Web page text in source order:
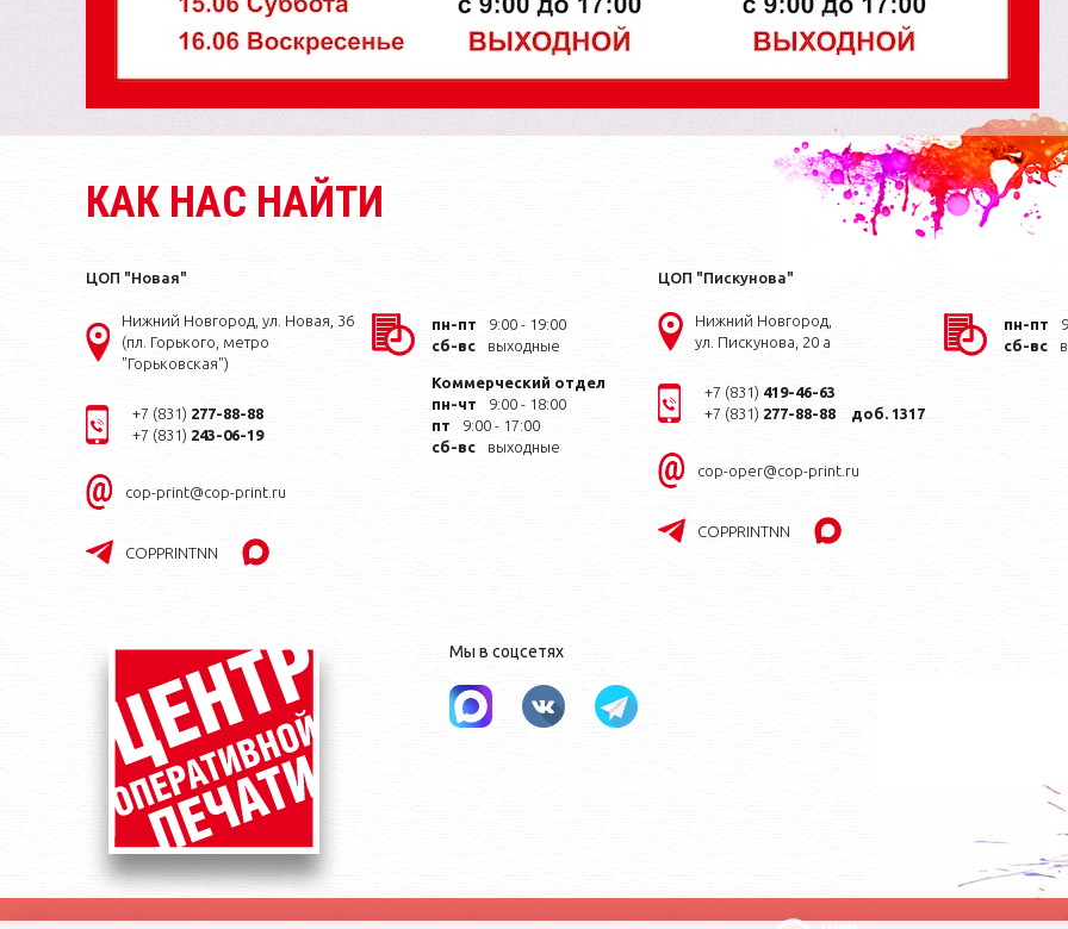
КАК НАС НАЙТИ
ЦОП "Новая"
Нижний Новгород, ул. Новая, 36
(пл. Горького, метро
"Горьковская")
+7 (831) 277-88-88
+7 (831) 243-06-19
cop-print@cop-print.ru
COPPRINTNN
пн-пт
9:00 - 19:00
сб-вс
выходные
Коммерческий отдел
пн-чт
9:00 - 18:00
пт
9:00 - 17:00
сб-вс
выходные
ЦОП "Пискунова"
Нижний Новгород,
ул. Пискунова, 20 а
+7 (831) 419-46-63
+7 (831) 277-88-88 доб. 1317
cop-oper@cop-print.ru
COPPRINTNN
пн-пт
сб-вс
Мы в соцсетях